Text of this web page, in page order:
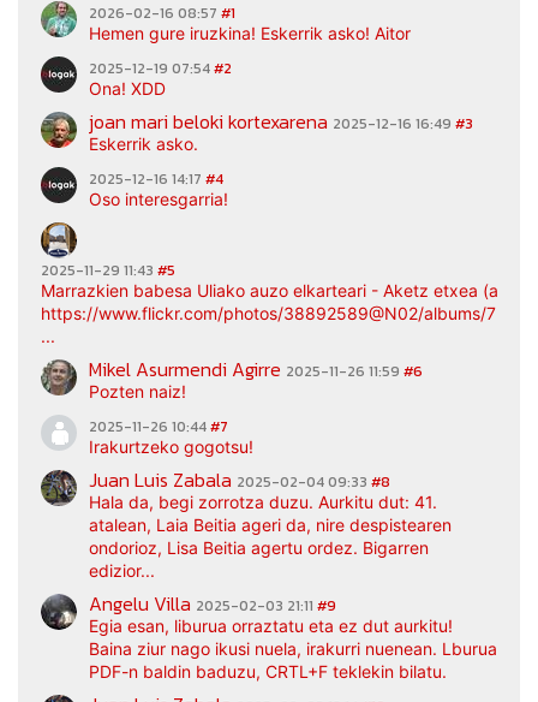
2026-02-16 08:57 #1
Hemen gure iruzkina! Eskerrik asko! Aitor
2025-12-19 07:54#2
Ona! XDD
joan mari beloki kortexarena 2025-12-16 16:49 #3
Eskerrik asko.
2025-12-16 14:17 #4
Oso interesgarria!
2025-11-29 11:43 #5
Marrazkien babesa Uliako auzo elkarteari - Aketz etxea
https://www.flickr.com/photos/38892589@N02/albums/
...
Mikel Asurmendi Agirre 2025-11-26 11:59 #6
Pozten naiz!
2025-11-26 10:44#7
Irakurtzeko gogotsu!
Juan Luis Zabala 2025-02-04 09:33 #8
Hala da, begi zorrotza duzu. Aurkitu dut: 41.
atalean, Laia Beitia ageri da, nire despistearen
ondorioz, Lisa Beitia agertu ordez. Bigarren
edizior...
Angelu Villa 2025-02-03 21:11 #9
Egia esan, liburua orraztatu eta ez dut aurkitu!
Baina ziur nago ikusi nuela, irakurri nuenean. Lburua
PDF-n baldin baduzu, CRTL+F teklekin bilatu.